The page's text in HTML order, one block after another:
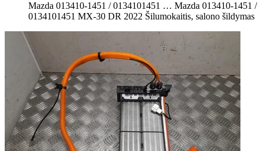
Mazda 013410-1451 / 0134101451 … Mazda 013410-1451 /
0134101451 MX-30 DR 2022 Šilumokaitis, salono šildymas